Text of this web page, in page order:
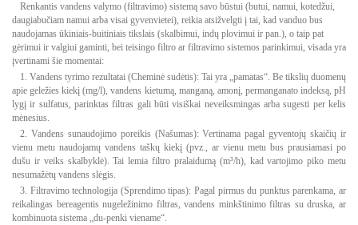
Renkantis vandens valymo (filtravimo) sistemą savo būstui (butui, namui, kotedžui,
daugiabučiam namui arba visai gyvenvietei), reikia atsižvelgti į tai, kad vanduo bus
naudojamas ūkiniais-buitiniais tikslais (skalbimui, indų plovimui ir pan.), o taip pat
gėrimui ir valgiui gaminti, bei teisingo filtro ar filtravimo sistemos parinkimui, visada yra
įvertinami šie momentai:
1. Vandens tyrimo rezultatai (Cheminė sudėtis): Tai yra „pamatas“. Be tikslių duomenų
apie geležies kiekį (mg/l), vandens kietumą, manganą, amonį, permanganato indeksą, pH
lygį ir sulfatus, parinktas filtras gali būti visiškai neveiksmingas arba sugesti per kelis
mėnesius.
2. Vandens sunaudojimo poreikis (Našumas): Vertinama pagal gyventojų skaičių ir
vienu metu naudojamų vandens taškų kiekį (pvz., ar vienu metu bus prausiamasi po
dušu ir veiks skalbyklė). Tai lemia filtro pralaidumą (m³/h), kad vartojimo piko metu
nesumažėtų vandens slėgis.
3. Filtravimo technologija (Sprendimo tipas): Pagal pirmus du punktus parenkama, ar
reikalingas bereagentis nugeležinimo filtras, vandens minkštinimo filtras su druska, ar
kombinuota sistema „du-penki viename“.